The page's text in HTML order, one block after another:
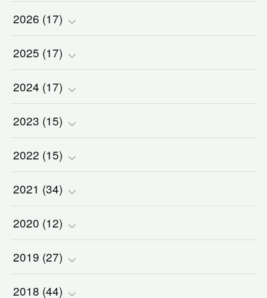
2026 (17)
(2)
(1)
(1)
(3)
(3)
(5)
(2)
2025 (17)
(2)
(1)
(1)
(2)
(3)
(5)
2024 (17)
(2)
(5)
(1)
(5)
(2)
2023 (15)
(3)
(1)
(1)
(2)
2022 (15)
(2)
(2)
(1)
2021 (34)
(2)
(1)
(7)
2020 (12)
(1)
(1)
2019 (27)
(4)
2018 (44)